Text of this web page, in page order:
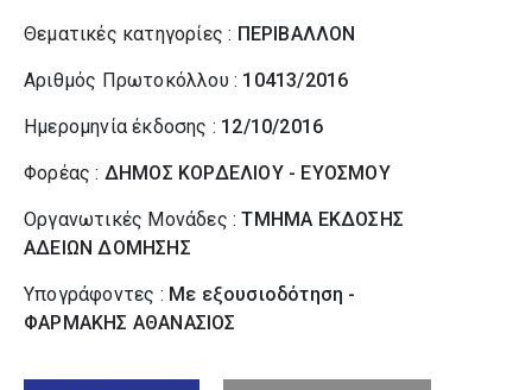
Θεματικές κατηγορίες : ΠΕΡΙΒΑΛΛΟΝ
Αριθμός Πρωτοκόλλου : 10413/2016
Ημερομηνία έκδοσης : 12/10/2016
Φορέας : ΔΗΜΟΣ ΚΟΡΔΕΛΙΟΥ - ΕΥΟΣΜΟΥ
Οργανωτικές Μονάδες :ΤΜΗΜΑ ΕΚΔΟΣΗΣ
ΑΔΕΙΩΝ ΔΟΜΗΣΗΣ
Υπογράφοντες : Με εξουσιοδότηση -
ΦΑΡΜΑΚΗΣ ΑΘΑΝΑΣΙΟΣ